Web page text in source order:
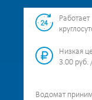
Работает
Низкая
3.00 руб.
Водомат